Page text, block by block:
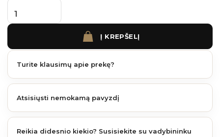
produkto kiekis: James Hardie NT3 fibrocementinės juostos apdailai 3,65 m. 140
Į KREPŠELĮ
Turite klausimų apie prekę?
Atsisiųsti nemokamą pavyzdį
Reikia didesnio kiekio? Susisiekite su vadybininku